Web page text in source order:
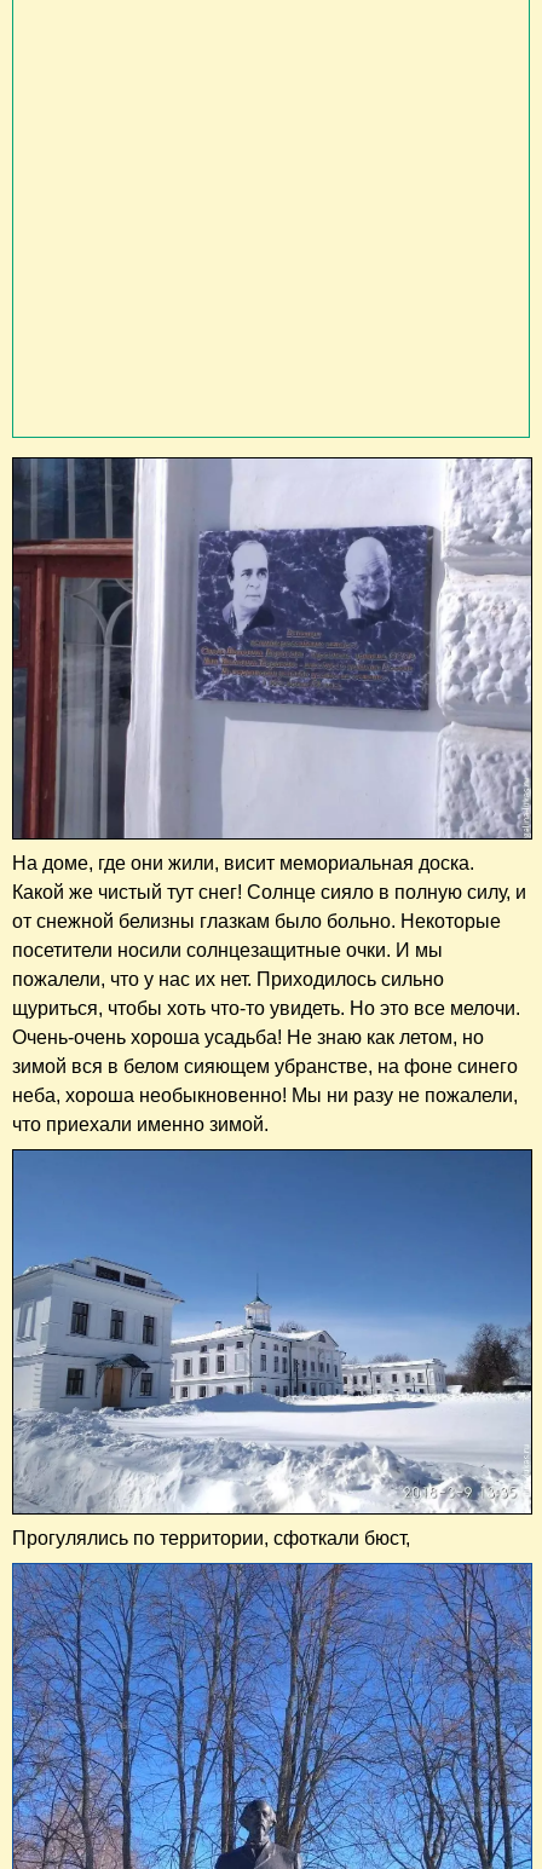
На доме, где они жили, висит мемориальная доска.
Какой же чистый тут снег! Солнце сияло в полную силу, и
от снежной белизны глазкам было больно. Некоторые
посетители носили солнцезащитные очки. И мы
пожалели, что у нас их нет. Приходилось сильно
щуриться, чтобы хоть что-то увидеть. Но это все мелочи.
Очень-очень хороша усадьба! Не знаю как летом, но
зимой вся в белом сияющем убранстве, на фоне синего
неба, хороша необыкновенно! Мы ни разу не пожалели,
что приехали именно зимой.
Прогулялись по территории, сфоткали бюст,